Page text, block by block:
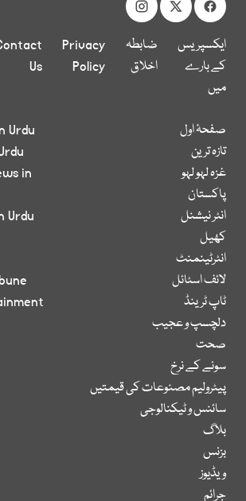
ایکسپریس
کے بارے
میں
ضابطہ
اخلاق
Privacy
Policy
Us
صفحۂ اول
تازہ ترین
غزہ لہو لہو
پاکستان
انٹر نیشنل
کھیل
انٹرٹینمنٹ
لائف اسٹائل
ٹاپ ٹرینڈ
دلچسپ و عجیب
صحت
سونے کے نرخ
پیٹرولیم مصنوعات کی قیمتیں
سائنس و ٹیکنالوجی
بلاگ
بزنس
ویڈیوز
جرائم
Urdu
in
Urdu